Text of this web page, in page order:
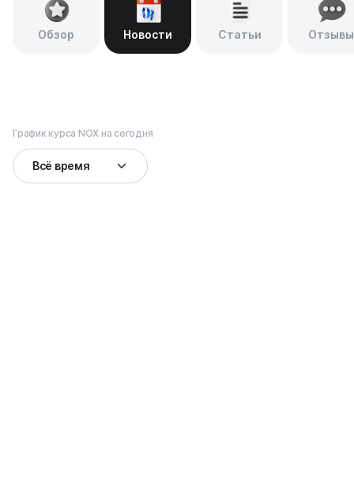
Обзор Новости Статьи Отзывы
График курса NOX на сегодня